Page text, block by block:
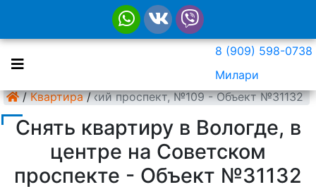
8 (909) 598-0738
Милари
/ Квартира /
Центр, Советский проспект, №109 - Объект №31132
Снять квартиру в Вологде, в
центре на Советском
проспекте - Объект №31132